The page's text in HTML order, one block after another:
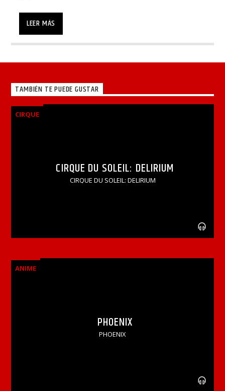
conversar en un programa de televisión al que
trabajo y talento han dejado huella en el
temporadas, ¿Conversando con Cristina
más icónicas de México. Acompaña a la
extraordinaria periodista y conductora en
entrevistas y charlas con los personajes más
LEER MÁS
TAMBIÉN TE PUEDE GUSTAR
CIRQUE
CIRQUE DU SOLEIL: DELIRIUM
CIRQUE DU SOLEIL: DELIRIUM
ANIME
PHOENIX
PHOENIX